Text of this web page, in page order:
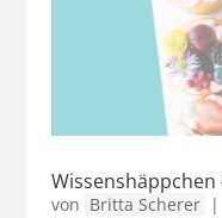
Wissenshäppchen
von Britta Scherer |